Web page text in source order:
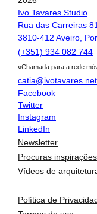
Ivo Tavares Studio
Rua das Carreiras 81
3810-412 Aveiro,
(+351) 934 082 744
«Chamada para a rede
catia@ivotavares.net
Facebook
Twitter
Instagram
LinkedIn
Newsletter
Procuras
Vídeos de
Política de